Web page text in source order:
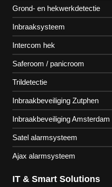
Grond- en hekwerkdetectie
Inbraaksysteem
Intercom hek
Saferoom / panicroom
Trildetectie
Inbraakbeveiliging Zutphen
Inbraakbeveiliging Amsterdam
Satel alarmsysteem
Ajax alarmsysteem
IT & Smart Solutions